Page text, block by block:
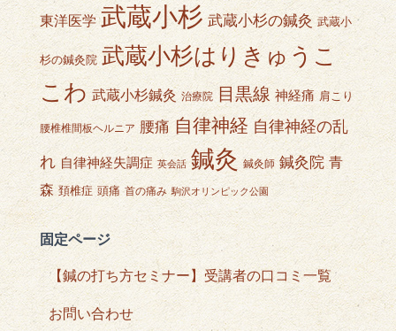
東洋医学 武蔵小杉 武蔵小杉の鍼灸 武蔵小
杉の鍼灸院 武蔵小杉はりきゅうこ
こわ 武蔵小杉鍼灸 治療院 目黒線 神経痛 肩こり
腰椎椎間板ヘルニア 腰痛 自律神経 自律神経の乱
れ 自律神経失調症 英会話 鍼灸 鍼灸師 鍼灸院 青
森 頚椎症 頭痛 首の痛み 駒沢オリンピック公園
固定ページ
【鍼の打ち方セミナー】受講者の口コミ一覧
お問い合わせ